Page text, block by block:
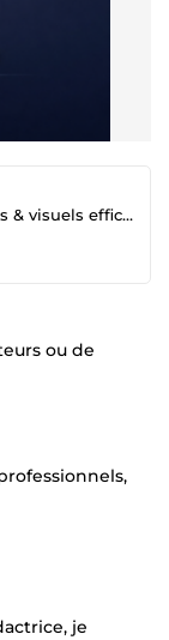
Graphiste & Rédactrice web | Sites & visuels efficaces
ou de
je